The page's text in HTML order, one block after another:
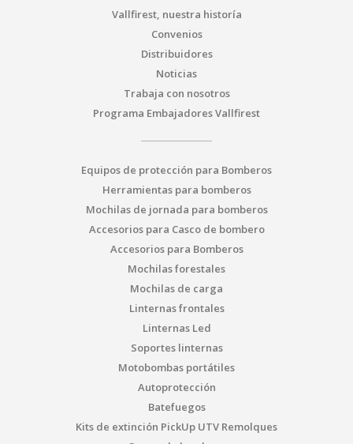
Vallfirest, nuestra historía
Convenios
Distribuidores
Noticias
Trabaja con nosotros
Programa Embajadores Vallfirest
Equipos de protección para Bomberos
Herramientas para bomberos
Mochilas de jornada para bomberos
Accesorios para Casco de bombero
Accesorios para Bomberos
Mochilas forestales
Mochilas de carga
Linternas frontales
Linternas Led
Soportes linternas
Motobombas portátiles
Autoprotección
Batefuegos
Kits de extinción PickUp UTV Remolques